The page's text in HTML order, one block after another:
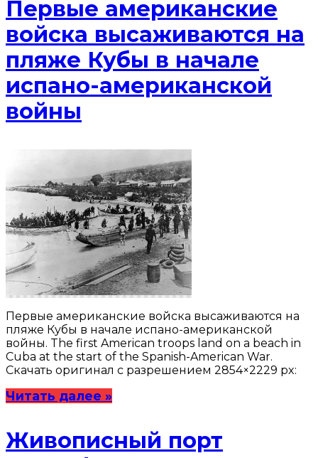
Первые американские
войска высаживаются на
пляже Кубы в начале
испано-американской
войны
Первые американские войска высаживаются на
пляже Кубы в начале испано-американской
войны. The first American troops land on a beach in
Cuba at the start of the Spanish-American War.
Скачать оригинал с разрешением 2854×2229 px:
Читать далее »
Живописный порт